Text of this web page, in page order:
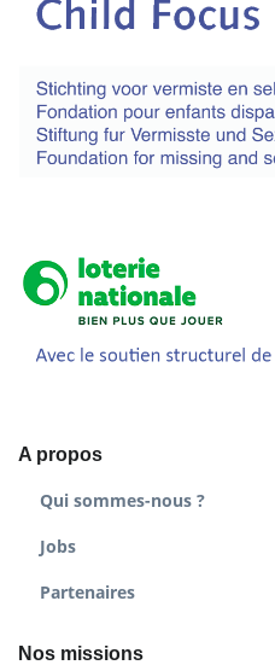
A propos
Qui sommes-nous ?
Jobs
Partenaires
Nos missions